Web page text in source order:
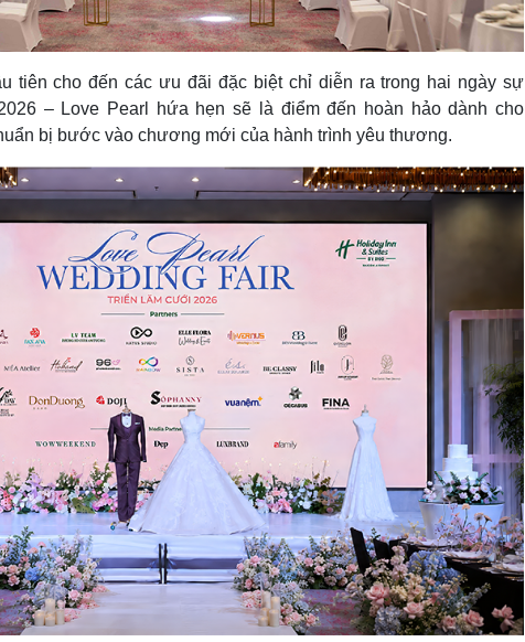
tiên cho đến các ưu đãi đặc biệt chỉ diễn ra trong hai ngày sự
– Love Pearl hứa hẹn sẽ là điểm đến hoàn hảo dành cho
bị bước vào chương mới của hành trình yêu thương.